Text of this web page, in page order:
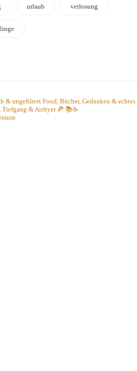
urlaub verlosung
& ungefiltert Food, Bücher, Gedanken & echtes
Tiefgang & Airfryer 🍕 📚☕️